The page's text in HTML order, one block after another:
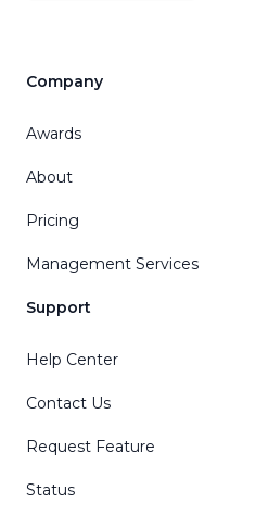
Company
Awards
About
Pricing
Management Services
Support
Help Center
Contact Us
Request Feature
Status